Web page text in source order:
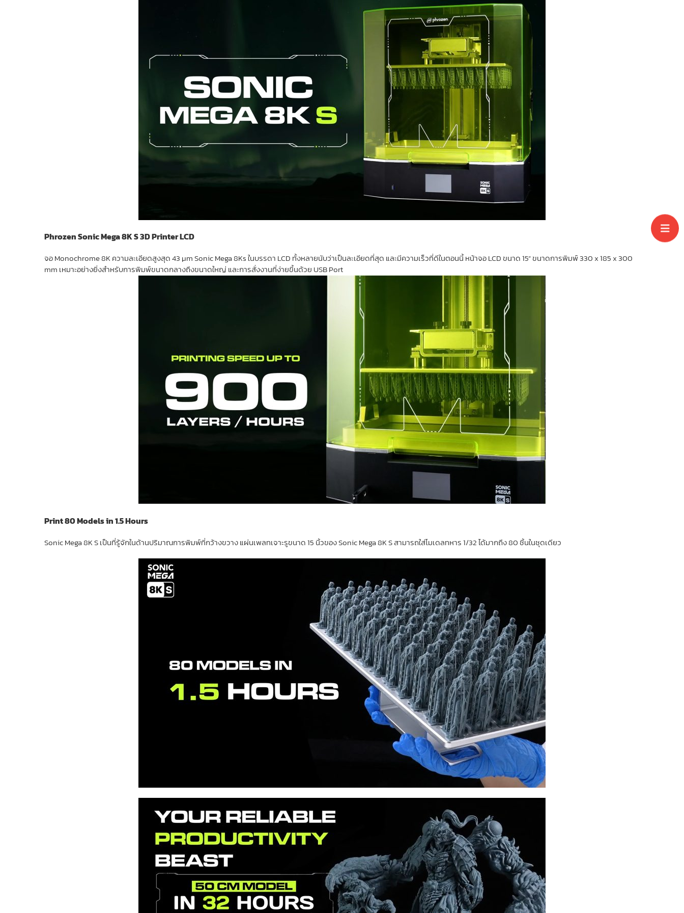
Phrozen Sonic Mega 8K S 3D Printer LCD
จอ Monochrome 8K ความละเอียดสูงสุด 43 µm Sonic Mega 8Ks ในบรรดา LCD ทั้งหลายนับว่าเป็นละเอียดที่สุด และมีความเร็วที่ดีในตอนนี้ หน้าจอ LCD ขนาด 15” ขนาดการพิมพ์ 330 x 185 x 300
mm เหมาะอย่างยิ่งสำหรับการพิมพ์ขนาดกลางถึงขนาดใหญ่ และการสั่งงานที่ง่ายขึ้นด้วย USB Port
Print 80 Models in 1.5 Hours
Sonic Mega 8K S เป็นที่รู้จักในด้านปริมาณการพิมพ์ที่กว้างขวาง แผ่นเพลทเจาะรูขนาด 15 นิ้วของ Sonic Mega 8K S สามารถใส่โมเดลทหาร 1/32 ได้มากถึง 80 ชิ้นในชุดเดียว